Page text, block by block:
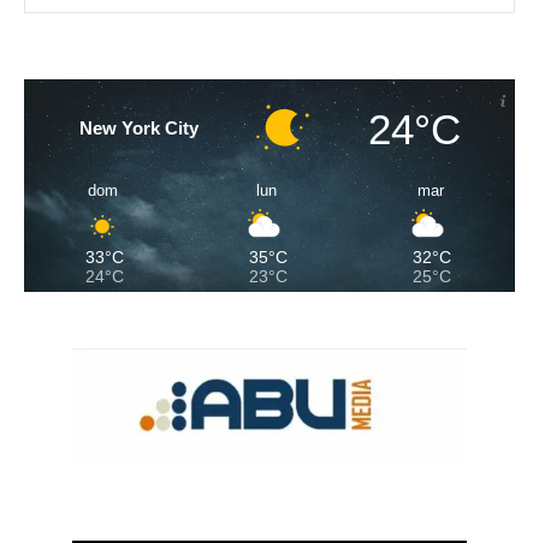
New York City 24°C
dom
33°C
24°C
lun
35°C
23°C
mar
32°C
25°C